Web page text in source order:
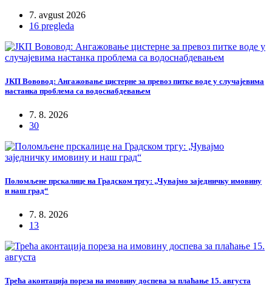
7. avgust 2026
16 pregleda
ЈКП Вововод: Ангажовање цистерне за превоз питке воде у случајевима
настанка проблема са водоснабдевањем
7. 8. 2026
30
Поломљене прскалице на Градском тргу: „Чувајмо заједничку имовину
и наш град“
7. 8. 2026
13
Трећа аконтација пореза на имовину доспева за плаћање 15. августа